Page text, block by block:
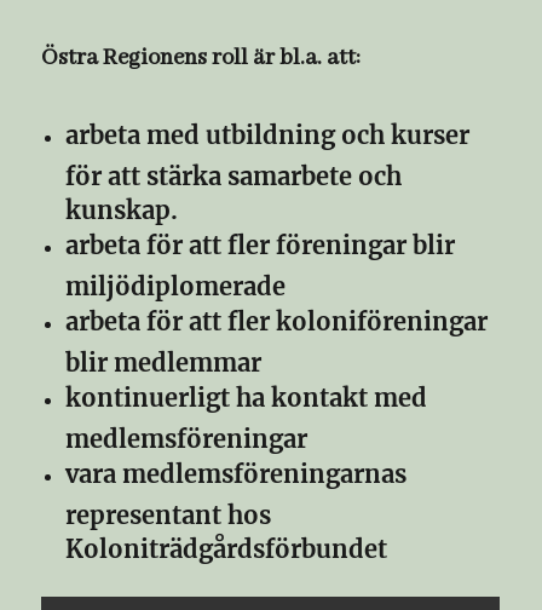
Östra Regionens roll är bl.a. att:
arbeta med utbildning och kurser
för att stärka samarbete och
kunskap.
arbeta för att fler föreningar blir
miljödiplomerade
arbeta för att fler koloniföreningar
blir medlemmar
kontinuerligt ha kontakt med
medlemsföreningar
vara medlemsföreningarnas
representant hos
Koloniträdgårdsförbundet